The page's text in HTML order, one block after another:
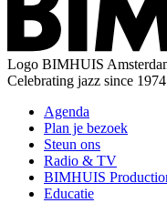
Logo BIMHUIS
Celebrating jazz since 1974
Agenda
Plan je bezoek
Steun ons
Radio & TV
BIMHUIS
Educatie